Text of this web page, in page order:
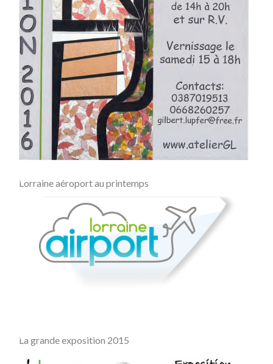
Lorraine aéroport au printemps
La grande exposition 2015